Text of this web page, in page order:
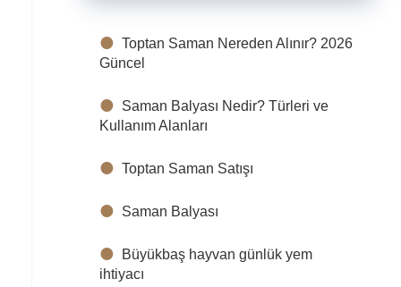
Toptan Saman Nereden Alınır? 2026
Güncel
Saman Balyası Nedir? Türleri ve
Kullanım Alanları
Toptan Saman Satışı
Saman Balyası
Büyükbaş hayvan günlük yem
ihtiyacı